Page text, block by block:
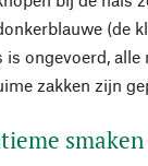
(de
is ongevoerd, alle
zakken zijn